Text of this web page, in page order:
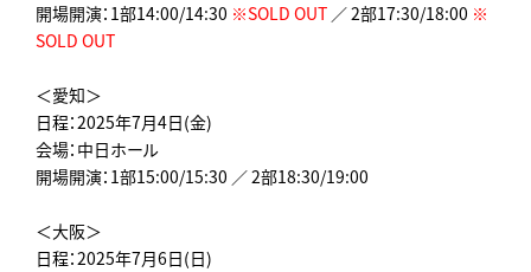
開場開演：1部14:00/14:30 ※SOLD OUT ／ 2部17:30/18:00 ※
SOLD OUT
＜愛知＞
日程：2025年7月4日(金)
会場：中日ホール
開場開演：1部15:00/15:30 ／ 2部18:30/19:00
＜大阪＞
日程：2025年7月6日(日)